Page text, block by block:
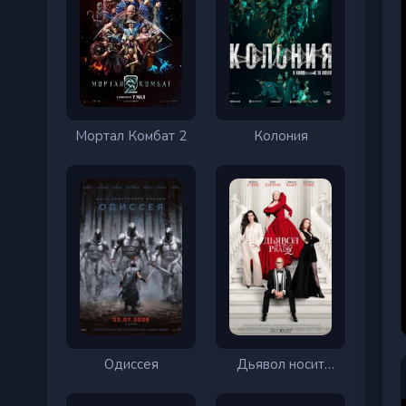
Мортал Комбат 2 Колония
Одиссея
Дьявол носит